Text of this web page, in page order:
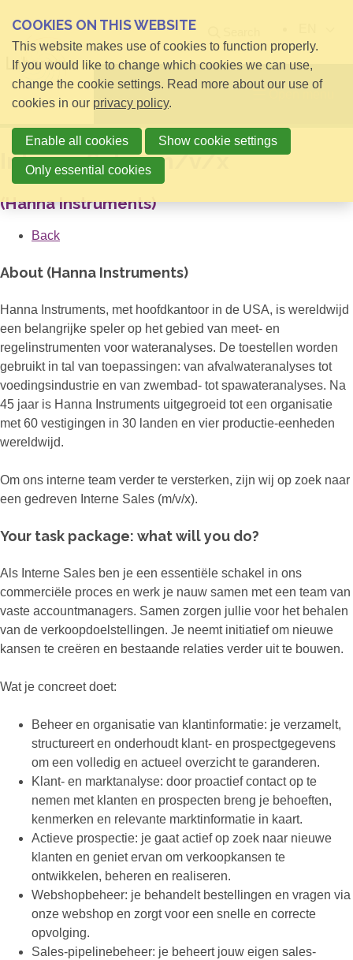
Interne Sales m/v/x
(Hanna Instruments)
Back
About (Hanna Instruments)
Hanna Instruments, met hoofdkantoor in de USA, is wereldwijd
een belangrijke speler op het gebied van meet- en
regelinstrumenten voor wateranalyses. De toestellen worden
gebruikt in tal van toepassingen: van afvalwateranalyses tot
voedingsindustrie en van zwembad- tot spawateranalyses. Na
45 jaar is Hanna Instruments uitgegroeid tot een organisatie
met 60 vestigingen in 30 landen en vier productie-eenheden
wereldwijd.
Om ons interne team verder te versterken, zijn wij op zoek naar
een gedreven Interne Sales (m/v/x).
Your task package: what will you do?
Als Interne Sales ben je een essentiële schakel in ons
commerciële proces en werk je nauw samen met een team van
vaste accountmanagers. Samen zorgen jullie voor het behalen
van de verkoopdoelstellingen. Je neemt initiatief om nieuwe
kansen te creëren en bestaande relaties verder uit te bouwen.
Wat je concreet doet:
Beheer en organisatie van klantinformatie: je verzamelt,
structureert en onderhoudt klant- en prospectgegevens
om een volledig en actueel overzicht te garanderen.
Klant- en marktanalyse: door proactief contact op te
nemen met klanten en prospecten breng je behoeften,
kenmerken en relevante marktinformatie in kaart.
Actieve prospectie: je gaat actief op zoek naar nieuwe
klanten en geniet ervan om verkoopkansen te
ontwikkelen, beheren en realiseren.
Webshopbeheer: je behandelt bestellingen en vragen via
onze webshop en zorgt voor een snelle en correcte
opvolging.
Sales-pipelinebeheer: je beheert jouw eigen sales-
COOKIES ON THIS WEBSITE
This website makes use of cookies to function properly.
If you would like to change which cookies we can use,
change the cookie settings. Read more about our use of
cookies in our privacy policy.
Enable all cookies Show cookie settings
Only essential cookies